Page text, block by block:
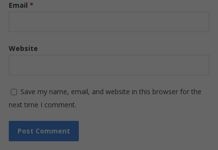
Email *
Website
Save my name, email, and website in this browser for the
next time I comment.